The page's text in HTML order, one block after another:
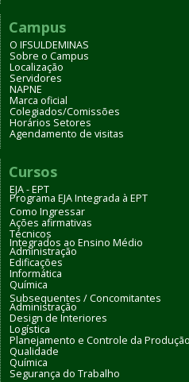
Campus
O IFSULDEMINAS
Sobre o Campus
Localização
Servidores
NAPNE
Marca oficial
Colegiados/Comissões
Horários Setores
Agendamento de visitas
Cursos
EJA - EPT
Programa EJA Integrada à EPT
Como Ingressar
Ações afirmativas
Técnicos
Integrados ao Ensino Médio
Administração
Edificações
Informática
Química
Subsequentes / Concomitantes
Administração
Design de Interiores
Logística
Planejamento e Controle da Produção
Qualidade
Química
Segurança do Trabalho